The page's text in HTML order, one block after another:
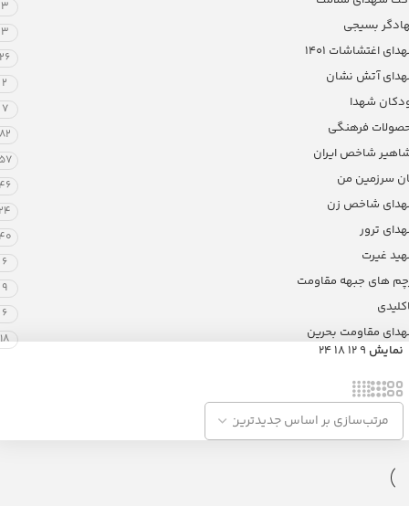
3
بسیجی 3
اغتشاشات 1401 26
آتش نشان 2
شهدا 7
فرهنگی
شاخص ایران
سرزمین من
شاخص زن
ترور
غیرت 6
های جبهه مقاومت 9
6
مقاومت بحرین 18
نمایش 9
12
18
24